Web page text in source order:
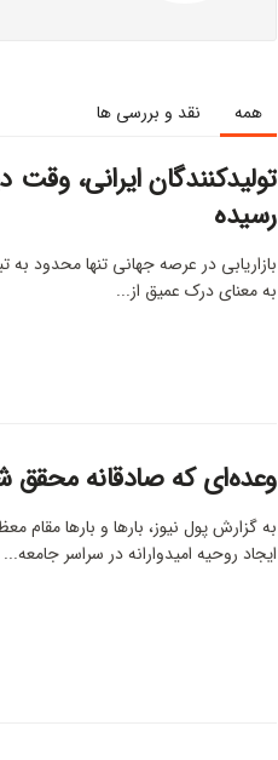
همه نقد و بررسی ها
تولیدکنندگان ایرانی، وقت
رسیده
بازاریابی در عرصه جهانی تنها محدود
به معنای درک عمیق از...
وعده‌ای که صادقانه محقق
به گزارش پول نیوز، بارها و بارها
ایجاد روحیه امیدوارانه در سراسر جامعه...